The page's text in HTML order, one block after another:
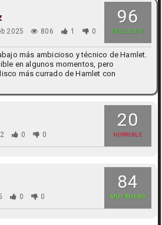
96
EXCELENTE
2025 806 1 0
más ambicioso y técnico de Hamlet.
en algunos momentos, pero
más currado de Hamlet con
20
HORRIBLE
0 0
84
MUY BUENO
0 0